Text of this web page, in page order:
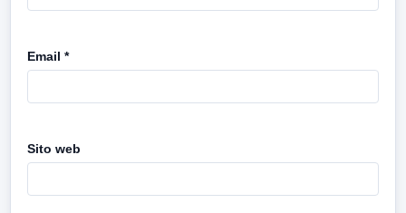
Email *
Sito web